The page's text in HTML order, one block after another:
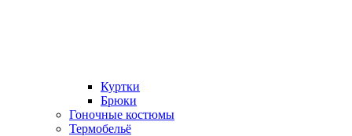
Куртки
Брюки
Гоночные костюмы
Термобельё